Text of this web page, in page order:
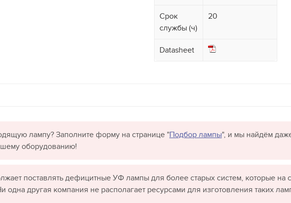
Срок
службы (ч)
20
Datasheet
лампу? Заполните форму на странице "Подбор лампы", и мы найдём
оборудованию!
поставлять дефицитные УФ лампы для более старых систем, которые на
одна другая компания не располагает ресурсами для изготовления таких